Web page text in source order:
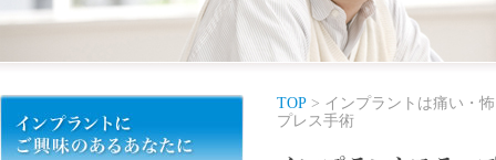
TOP > インプラントは痛い・
プレス手術